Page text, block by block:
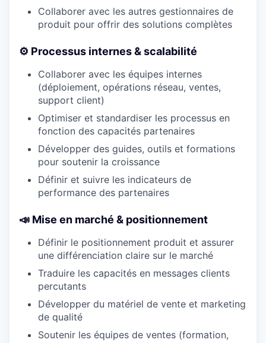
Collaborer avec les autres gestionnaires de
produit pour offrir des solutions complètes
⚙️ Processus internes & scalabilité
Collaborer avec les équipes internes
(déploiement, opérations réseau, ventes,
support client)
Optimiser et standardiser les processus en
fonction des capacités partenaires
Développer des guides, outils et formations
pour soutenir la croissance
Définir et suivre les indicateurs de
performance des partenaires
📣 Mise en marché & positionnement
Définir le positionnement produit et assurer
une différenciation claire sur le marché
Traduire les capacités en messages clients
percutants
Développer du matériel de vente et marketing
de qualité
Soutenir les équipes de ventes (formation,